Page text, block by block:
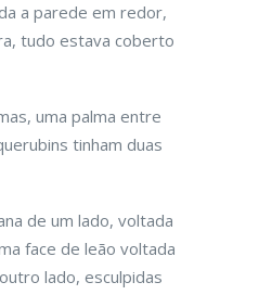
a parede em redor,
tudo estava coberto
uma palma entre
tinham duas
de um lado, voltada
face de leão voltada
lado, esculpidas